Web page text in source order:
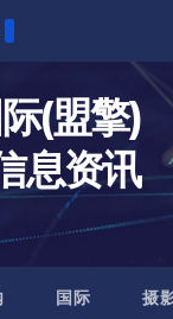
(盟擎)
息资讯
国际 摄